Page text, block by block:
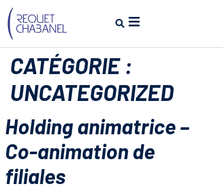
CATÉGORIE :
UNCATEGORIZED
Holding animatrice –
Co-animation de
filiales